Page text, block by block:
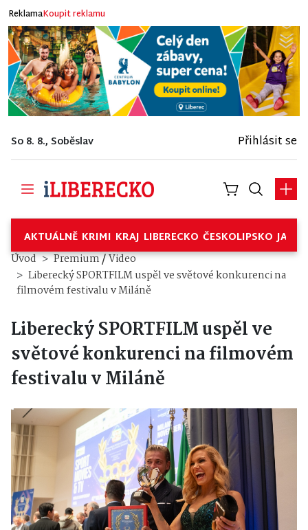
ReklamaKoupit reklamu
So 8. 8., Soběslav Přihlásit se
AKTUÁLNĚ KRIMI KRAJ LIBERECKO ČESKOLIPSKO
Úvod Premium/Video
Liberecký SPORTFILM uspěl ve světové konkurenci na
filmovém festivalu v Miláně
Liberecký SPORTFILM uspěl ve
světové konkurenci na filmovém
festivalu v Miláně